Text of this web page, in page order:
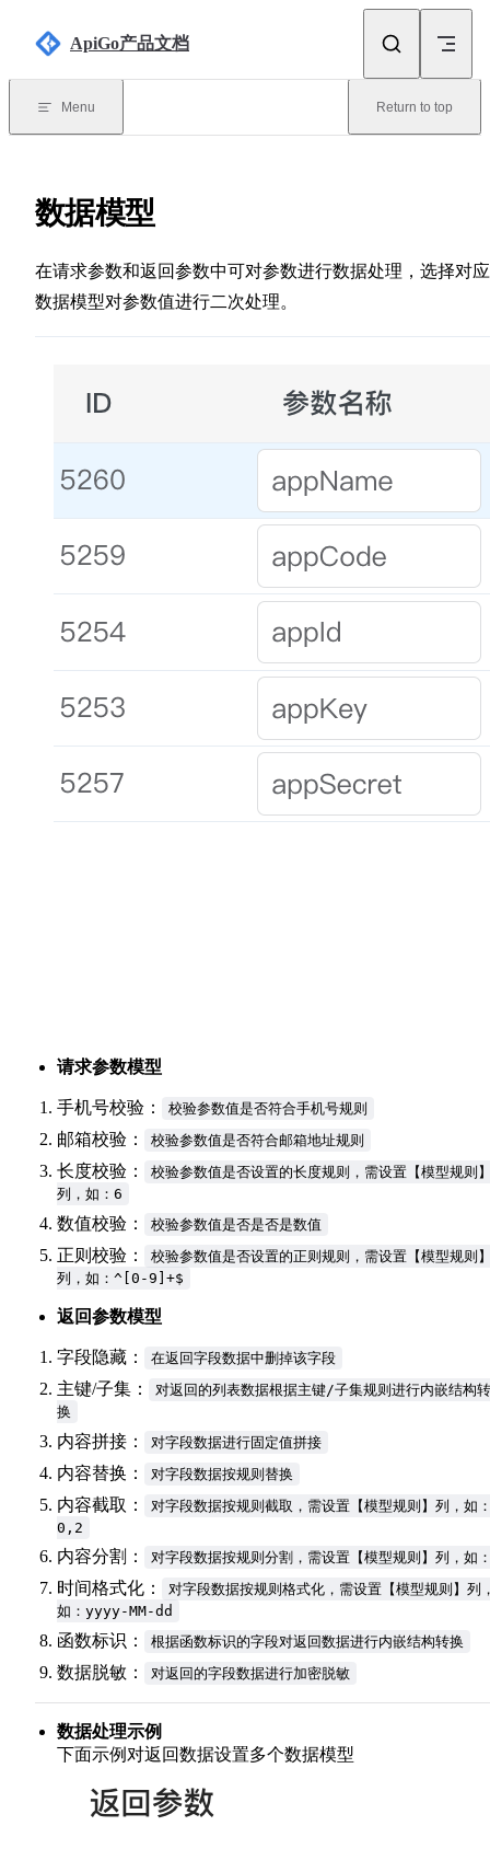
ApiGo产品文档
Menu Return to top
数据模型
在请求参数和返回参数中可对参数进行数据处理，选择对
数据模型对参数值进行二次处理。
请求参数模型
手机号校验： 校验参数值是否符合手机号规则
邮箱校验： 校验参数值是否符合邮箱地址规则
长度校验：
校验参数值是否设置的长度规则，需设置【模型规则
列，如：6
数值校验： 校验参数值是否是否是数值
正则校验：
校验参数值是否设置的正则规则，需设置【模型规则
列，如：^[0-9]+$
返回参数模型
字段隐藏： 在返回字段数据中删掉该字段
主键/子集：
对返回的列表数据根据主键/子集规则进行内嵌结构转
换
内容拼接： 对字段数据进行固定值拼接
内容替换： 对字段数据按规则替换
内容截取：
对字段数据按规则截取，需设置【模型规则】列，如
0,2
内容分割： 对字段数据按规则分割，需设置【模型规则】列，如：
时间格式化：
对字段数据按规则格式化，需设置【模型规则】列
如：yyyy-MM-dd
函数标识： 根据函数标识的字段对返回数据进行内嵌结构转换
数据脱敏： 对返回的字段数据进行加密脱敏
数据处理示例
下面示例对返回数据设置多个数据模型